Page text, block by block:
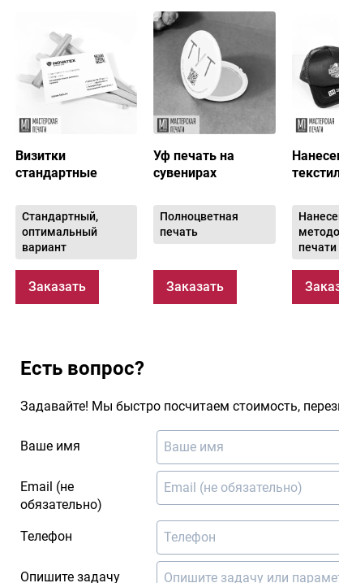
Визитки
стандартные
Стандартный,
оптимальный
вариант
Заказать
Уф печать на
сувенирах
Полноцветная
печать
Заказать
печати
Есть вопрос?
Задавайте! Мы быстро посчитаем стоимость,
Ваше имя
Email (не
обязательно)
Телефон
Опишите задачу